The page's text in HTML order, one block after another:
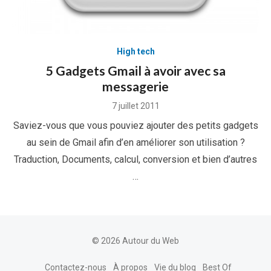
High tech
5 Gadgets Gmail à avoir avec sa
messagerie
Posted
7 juillet 2011
Saviez-vous que vous pouviez ajouter des petits gadgets
au sein de Gmail afin d’en améliorer son utilisation ?
Traduction, Documents, calcul, conversion et bien d’autres
…
© 2026 Autour du Web
Contactez-nous À propos Vie du blog Best Of